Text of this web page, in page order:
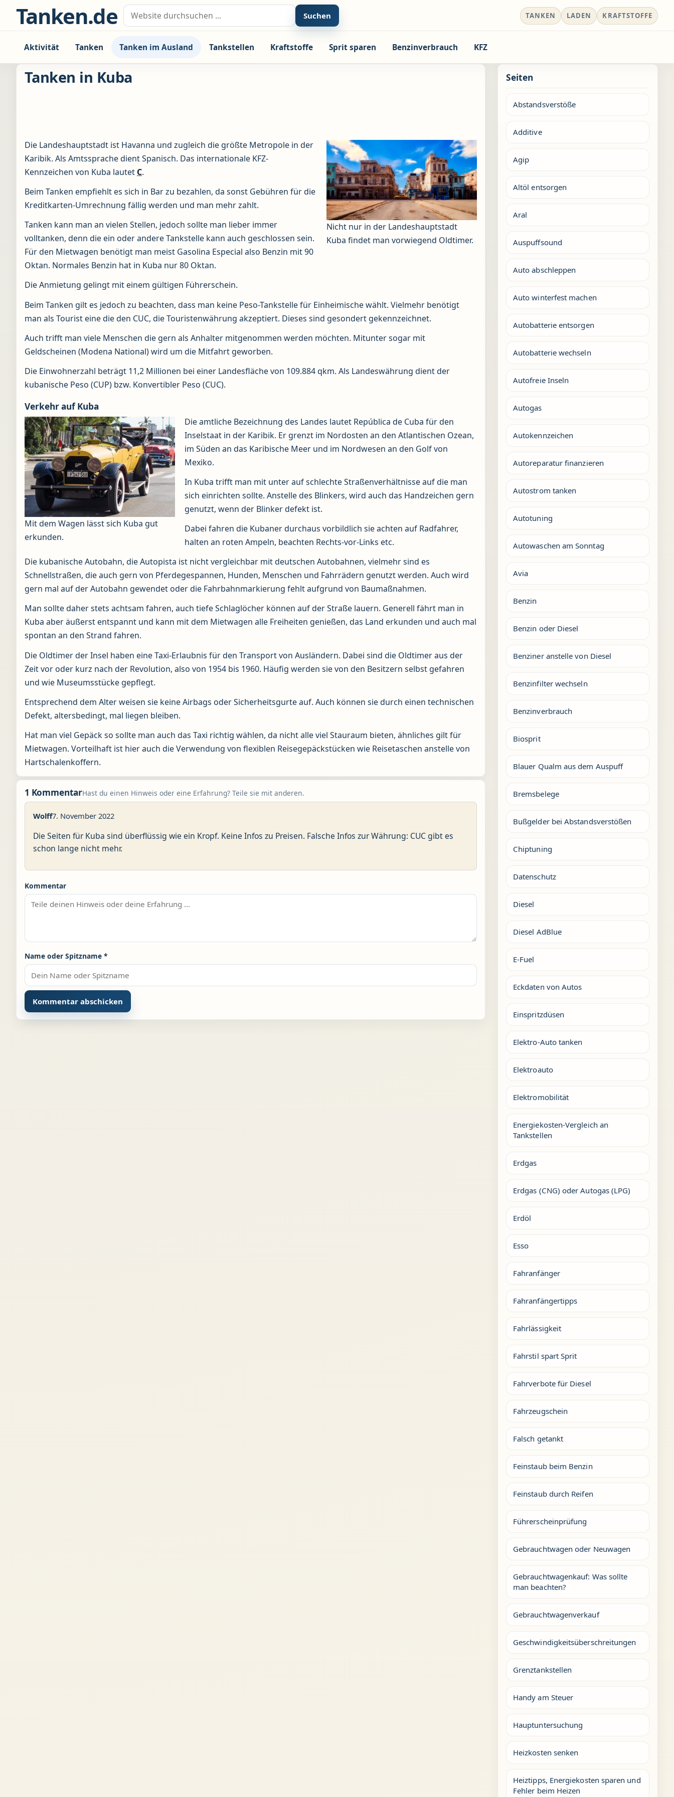
Zum Inhalt springen
Tanken.de Suche nach: Suchen TANKEN LADEN KRAFTSTOFFE
Aktivität Tanken Tanken im Ausland Tankstellen Kraftstoffe Sprit sparen Benzinverbrauch KFZ
Tanken in Kuba
Nicht nur in der Landeshauptstadt
Kuba findet man vorwiegend Oldtimer.
Die Landeshauptstadt ist Havanna und zugleich die größte Metropole in der
Karibik. Als Amtssprache dient Spanisch. Das internationale KFZ-
Kennzeichen von Kuba lautet C.
Beim Tanken empfiehlt es sich in Bar zu bezahlen, da sonst Gebühren für die
Kreditkarten-Umrechnung fällig werden und man mehr zahlt.
Tanken kann man an vielen Stellen, jedoch sollte man lieber immer
volltanken, denn die ein oder andere Tankstelle kann auch geschlossen sein.
Für den Mietwagen benötigt man meist Gasolina Especial also Benzin mit 90
Oktan. Normales Benzin hat in Kuba nur 80 Oktan.
Die Anmietung gelingt mit einem gültigen Führerschein.
Beim Tanken gilt es jedoch zu beachten, dass man keine Peso-Tankstelle für Einheimische wählt. Vielmehr benötigt
man als Tourist eine die den CUC, die Touristenwährung akzeptiert. Dieses sind gesondert gekennzeichnet.
Auch trifft man viele Menschen die gern als Anhalter mitgenommen werden möchten. Mitunter sogar mit
Geldscheinen (Modena National) wird um die Mitfahrt geworben.
Die Einwohnerzahl beträgt 11,2 Millionen bei einer Landesfläche von 109.884 qkm. Als Landeswährung dient der
kubanische Peso (CUP) bzw. Konvertibler Peso (CUC).
Verkehr auf Kuba
Mit dem Wagen lässt sich Kuba gut
erkunden.
Die amtliche Bezeichnung des Landes lautet República de Cuba für den
Inselstaat in der Karibik. Er grenzt im Nordosten an den Atlantischen Ozean,
im Süden an das Karibische Meer und im Nordwesen an den Golf von
Mexiko.
In Kuba trifft man mit unter auf schlechte Straßenverhältnisse auf die man
sich einrichten sollte. Anstelle des Blinkers, wird auch das Handzeichen gern
genutzt, wenn der Blinker defekt ist.
Dabei fahren die Kubaner durchaus vorbildlich sie achten auf Radfahrer,
halten an roten Ampeln, beachten Rechts-vor-Links etc.
Die kubanische Autobahn, die Autopista ist nicht vergleichbar mit deutschen Autobahnen, vielmehr sind es
Schnellstraßen, die auch gern von Pferdegespannen, Hunden, Menschen und Fahrrädern genutzt werden. Auch wird
gern mal auf der Autobahn gewendet oder die Fahrbahnmarkierung fehlt aufgrund von Baumaßnahmen.
Man sollte daher stets achtsam fahren, auch tiefe Schlaglöcher können auf der Straße lauern. Generell fährt man in
Kuba aber äußerst entspannt und kann mit dem Mietwagen alle Freiheiten genießen, das Land erkunden und auch mal
spontan an den Strand fahren.
Die Oldtimer der Insel haben eine Taxi-Erlaubnis für den Transport von Ausländern. Dabei sind die Oldtimer aus der
Zeit vor oder kurz nach der Revolution, also von 1954 bis 1960. Häufig werden sie von den Besitzern selbst gefahren
und wie Museumsstücke gepflegt.
Entsprechend dem Alter weisen sie keine Airbags oder Sicherheitsgurte auf. Auch können sie durch einen technischen
Defekt, altersbedingt, mal liegen bleiben.
Hat man viel Gepäck so sollte man auch das Taxi richtig wählen, da nicht alle viel Stauraum bieten, ähnliches gilt für
Mietwagen. Vorteilhaft ist hier auch die Verwendung von flexiblen Reisegepäckstücken wie Reisetaschen anstelle von
Hartschalenkoffern.
1 KommentarHast du einen Hinweis oder eine Erfahrung? Teile sie mit anderen.
Wolff7. November 2022
Die Seiten für Kuba sind überflüssig wie ein Kropf. Keine Infos zu Preisen. Falsche Infos zur Währung: CUC gibt es
schon lange nicht mehr.
Kommentar
Name oder Spitzname *
Seiten
Abstandsverstöße
Additive
Agip
Altöl entsorgen
Aral
Auspuffsound
Auto abschleppen
Auto winterfest machen
Autobatterie entsorgen
Autobatterie wechseln
Autofreie Inseln
Autogas
Autokennzeichen
Autoreparatur finanzieren
Autostrom tanken
Autotuning
Autowaschen am Sonntag
Avia
Benzin
Benzin oder Diesel
Benziner anstelle von Diesel
Benzinfilter wechseln
Benzinverbrauch
Biosprit
Blauer Qualm aus dem Auspuff
Bremsbelege
Bußgelder bei Abstandsverstößen
Chiptuning
Datenschutz
Diesel
Diesel AdBlue
E-Fuel
Eckdaten von Autos
Einspritzdüsen
Elektro-Auto tanken
Elektroauto
Elektromobilität
Energiekosten-Vergleich an
Tankstellen
Erdgas
Erdgas (CNG) oder Autogas (LPG)
Erdöl
Esso
Fahranfänger
Fahranfängertipps
Fahrlässigkeit
Fahrstil spart Sprit
Fahrverbote für Diesel
Fahrzeugschein
Falsch getankt
Feinstaub beim Benzin
Feinstaub durch Reifen
Führerscheinprüfung
Gebrauchtwagen oder Neuwagen
Gebrauchtwagenkauf: Was sollte
man beachten?
Gebrauchtwagenverkauf
Geschwindigkeitsüberschreitungen
Grenztankstellen
Handy am Steuer
Hauptuntersuchung
Heizkosten senken
Heiztipps, Energiekosten sparen und
Fehler beim Heizen